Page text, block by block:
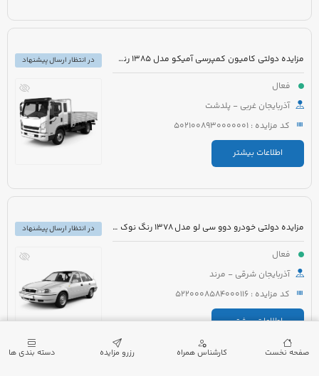
مزایده دولتی کامیون کمپرسی آمیکو مدل 1385 رنگ سفید نارنجی
فعال
آذربایجان غربی - پلدشت
کد مزایده : 5021008930000001
اطلاعات بیشتر
در انتظار ارسال پیشنهاد
مزایده دولتی خودرو دوو سی لو مدل 1378 رنگ نوک مدادی
فعال
آذربایجان شرقی - مرند
کد مزایده : 5220008584000116
اطلاعات بیشتر
در انتظار ارسال پیشنهاد
صفحه نخست کارشناس همراه رزرو مزایده دسته بندی ها